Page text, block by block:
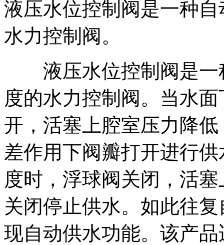
液压水位控制阀是一种
水力控制阀。
液压水位控制阀是一
度的水力控制阀。当水
开，活塞上腔室压力降
差作用下阀瓣打开进行
度时，浮球阀关闭，活
关闭停止供水。如此往
现自动供水功能。该产